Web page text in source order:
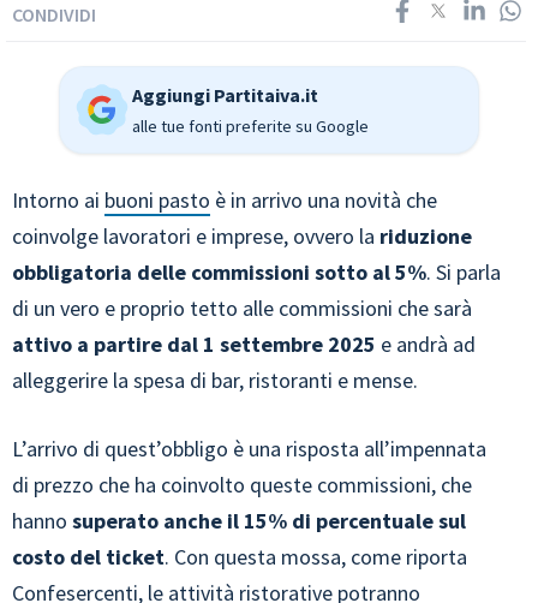
CONDIVIDI
Aggiungi Partitaiva.it
alle tue fonti preferite su Google
Intorno ai buoni pasto è in arrivo una novità che
coinvolge lavoratori e imprese, ovvero la riduzione
obbligatoria delle commissioni sotto al 5%. Si parla
di un vero e proprio tetto alle commissioni che sarà
attivo a partire dal 1 settembre 2025 e andrà ad
alleggerire la spesa di bar, ristoranti e mense.
L’arrivo di quest’obbligo è una risposta all’impennata
di prezzo che ha coinvolto queste commissioni, che
hanno superato anche il 15% di percentuale sul
costo del ticket. Con questa mossa, come riporta
Confesercenti, le attività ristorative potranno